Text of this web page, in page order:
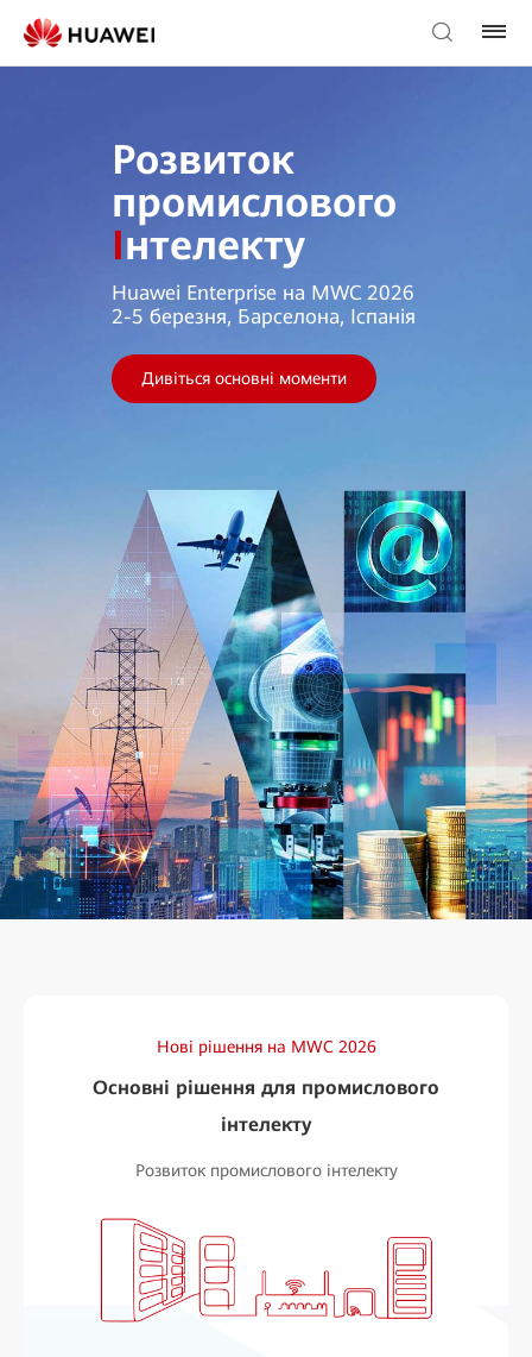
Розвиток
промислового
Інтелекту
Huawei Enterprise на MWC 2026
2-5 березня, Барселона, Іспанія
Дивіться основні моменти
Нові рішення на MWC 2026
Основні рішення для промислового
інтелекту
Розвиток промислового інтелекту